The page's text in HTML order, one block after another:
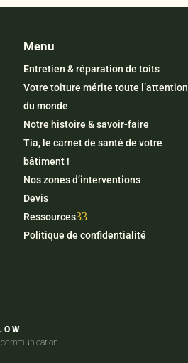
Menu
Entretien & réparation de toits
Votre toiture mérite toute l’attention
du monde
Notre histoire & savoir-faire
Tia, le carnet de santé de votre
bâtiment !
Nos zones d’interventions
Devis
Ressources 3
Politique de confidentialité